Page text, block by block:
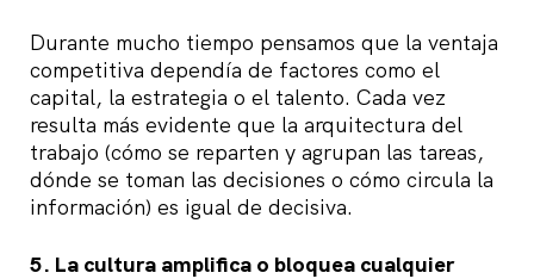
Durante mucho tiempo pensamos que la ventaja
competitiva dependía de factores como el
capital, la estrategia o el talento. Cada vez
resulta más evidente que la arquitectura del
trabajo (cómo se reparten y agrupan las tareas,
dónde se toman las decisiones o cómo circula la
información) es igual de decisiva.
5. La cultura amplifica o bloquea cualquier